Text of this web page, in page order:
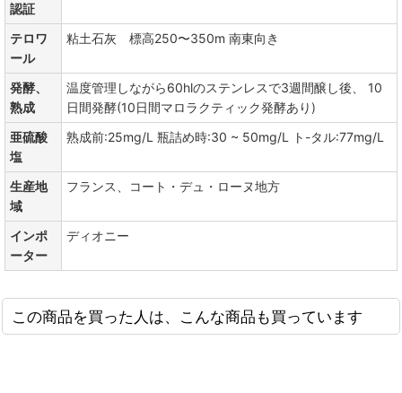
認証
テロワ
ール
粘土石灰 標高250〜350m 南東向き
発酵、
熟成
温度管理しながら60hlのステンレスで3週間醸し後、 10
日間発酵(10日間マロラクティック発酵あり)
亜硫酸
塩
熟成前:25mg/L 瓶詰め時:30 ~ 50mg/L ト-タル:77mg/L
生産地
域
フランス、コート・デュ・ローヌ地方
インポ
ーター
ディオニー
この商品を買った人は、こんな商品も買っています